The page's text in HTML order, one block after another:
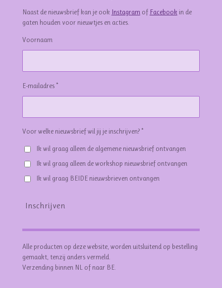
Naast de nieuwsbrief kan je ook Instagram of Facebook in de
gaten houden voor nieuwtjes en acties.
Voornaam
E-mailadres *
Voor welke nieuwsbrief wil jij je inschrijven? *
Ik wil graag alleen de algemene nieuwsbrief ontvangen
Ik wil graag alleen de workshop nieuwsbrief ontvangen
Ik wil graag BEIDE nieuwsbrieven ontvangen
Inschrijven
Alle producten op deze website, worden uitsluitend op bestelling
gemaakt, tenzij anders vermeld.
Verzending binnen NL of naar BE.